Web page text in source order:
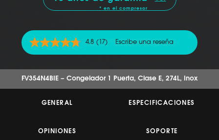
* en el compresor
4.8
de
estrellas,
valor
valoración.
Enlace
4.8 (17) Escribe una reseña
FV354N4BIE – Congelador 1 Puerta, Clase E, 274L, Inox
GENERAL ESPECIFICACIONES
OPINIONES SOPORTE